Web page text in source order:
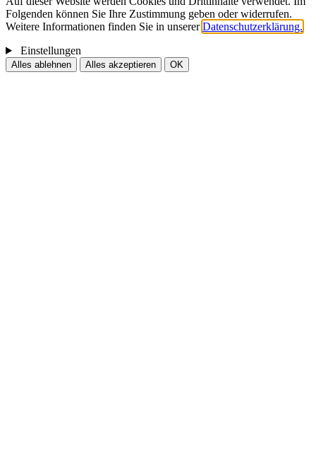
Folgenden können Sie Ihre Zustimmung geben oder widerrufen.
Weitere Informationen finden Sie in unsererDatenschutzerklärung.
Einstellungen
Alles ablehnen Alles akzeptieren OK